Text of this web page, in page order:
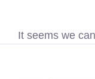
It seems we